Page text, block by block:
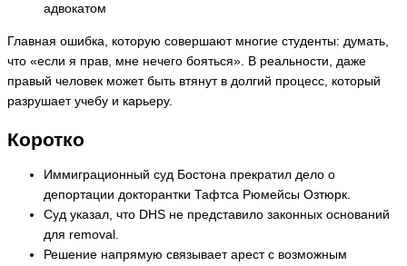
адвокатом
Главная ошибка, которую совершают многие студенты: думать,
что «если я прав, мне нечего бояться». В реальности, даже
правый человек может быть втянут в долгий процесс, который
разрушает учебу и карьеру.
Коротко
Иммиграционный суд Бостона прекратил дело о
депортации докторантки Тафтса Рюмейсы Озтюрк.
Суд указал, что DHS не представило законных оснований
для removal.
Решение напрямую связывает арест с возможным